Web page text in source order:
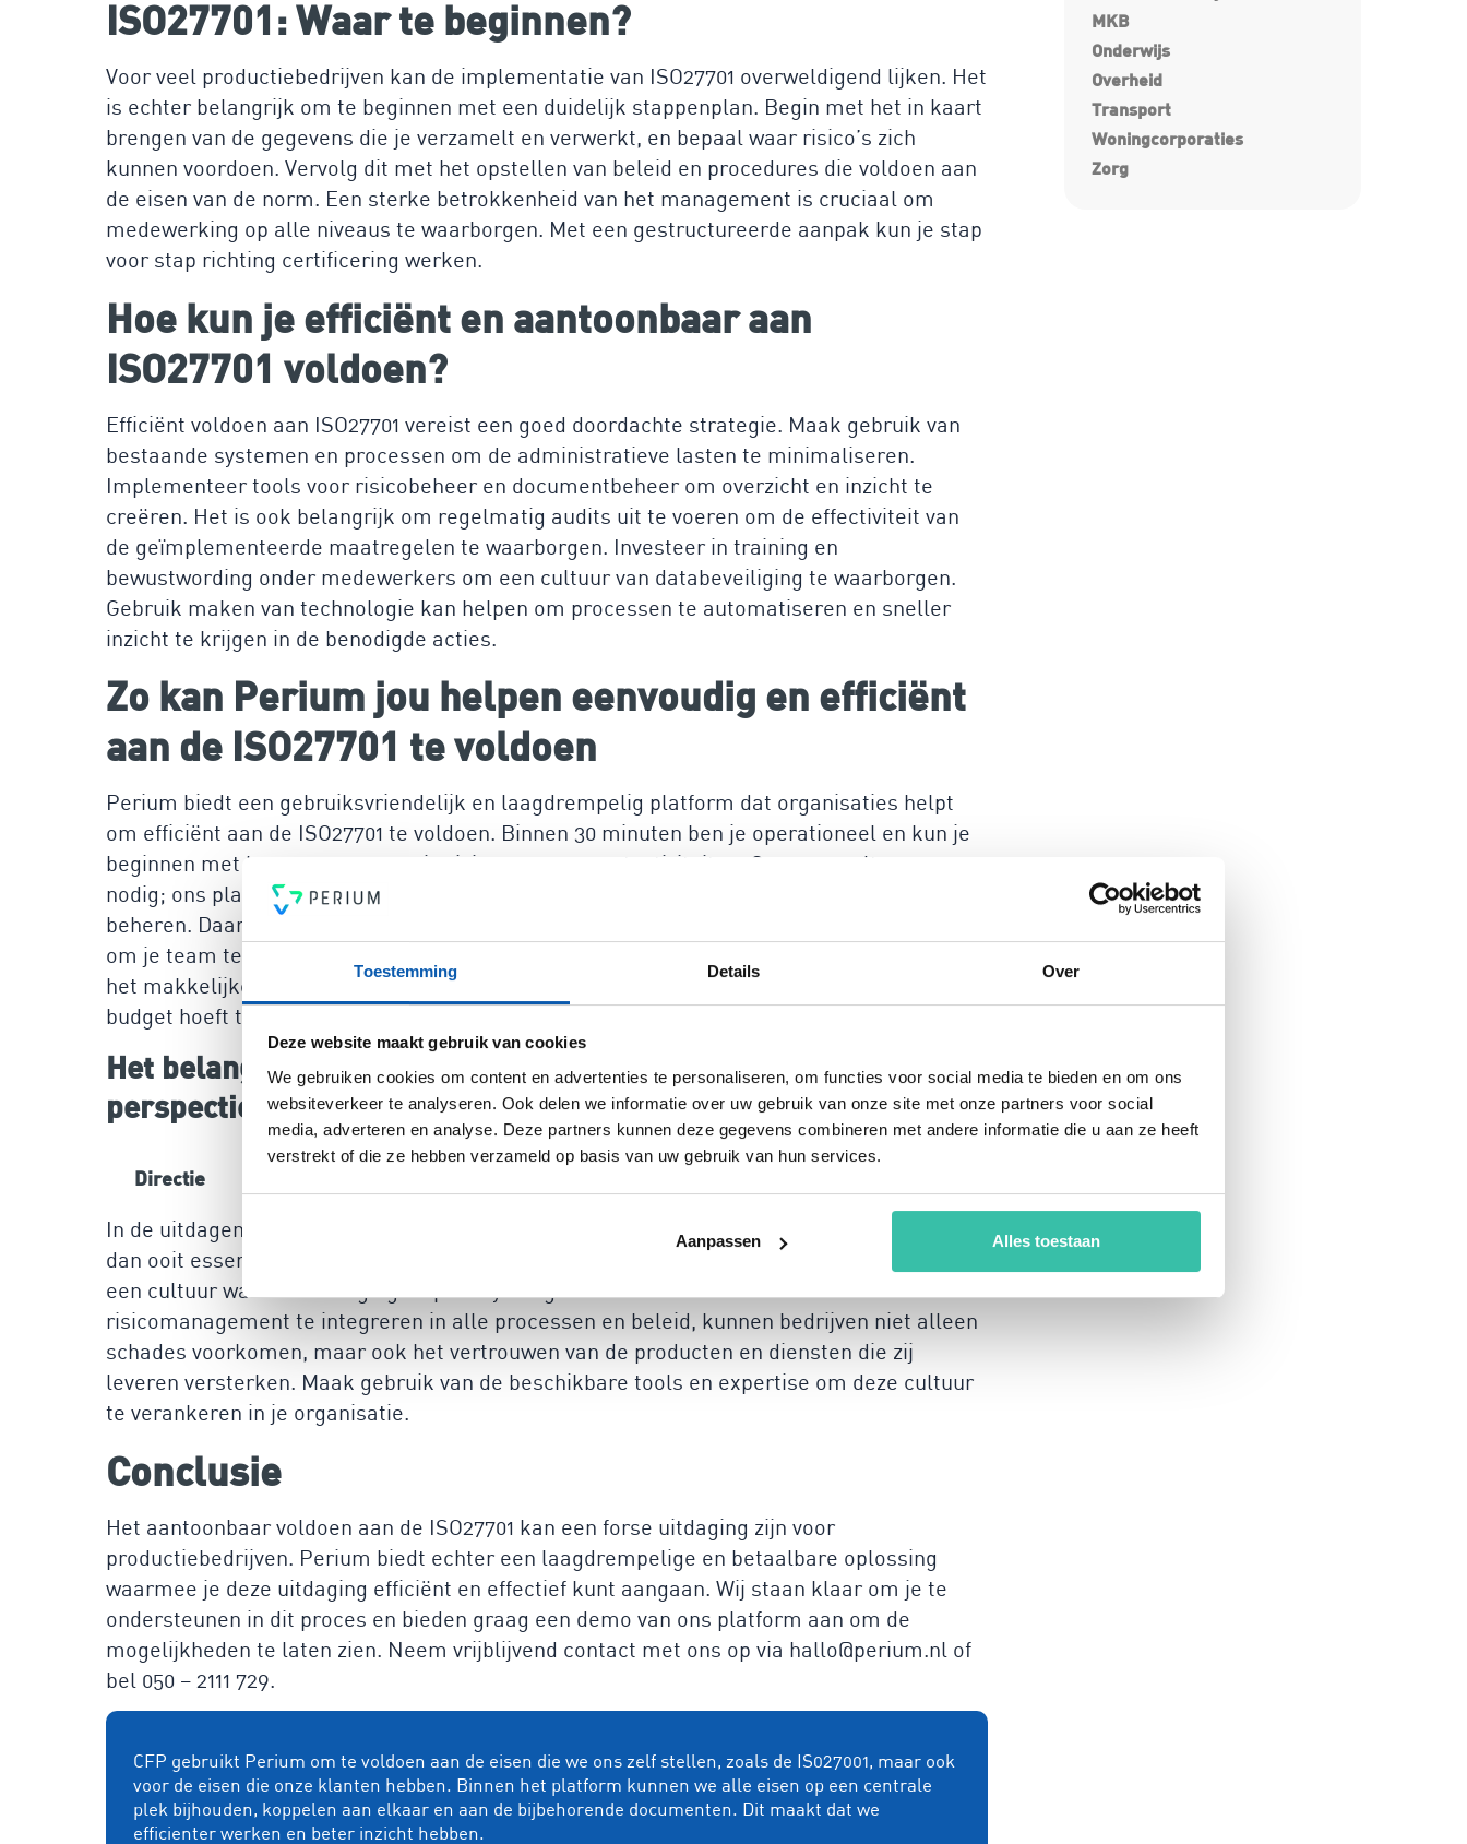
Toestemming Details Over
Deze website maakt gebruik van cookies
We gebruiken cookies om content en advertenties te personaliseren, om functies voor social media te bieden en om ons
websiteverkeer te analyseren. Ook delen we informatie over uw gebruik van onze site met onze partners voor social
media, adverteren en analyse. Deze partners kunnen deze gegevens combineren met andere informatie die u aan ze heeft
verstrekt of die ze hebben verzameld op basis van uw gebruik van hun services.
Aanpassen Alles toestaan
ISO27701: Waar te beginnen?
Voor veel productiebedrijven kan de implementatie van ISO27701 overweldigend lijken. Het
is echter belangrijk om te beginnen met een duidelijk stappenplan. Begin met het in kaart
brengen van de gegevens die je verzamelt en verwerkt, en bepaal waar risico’s zich
kunnen voordoen. Vervolg dit met het opstellen van beleid en procedures die voldoen aan
de eisen van de norm. Een sterke betrokkenheid van het management is cruciaal om
medewerking op alle niveaus te waarborgen. Met een gestructureerde aanpak kun je stap
voor stap richting certificering werken.
Hoe kun je efficiënt en aantoonbaar aan
ISO27701 voldoen?
Efficiënt voldoen aan ISO27701 vereist een goed doordachte strategie. Maak gebruik van
bestaande systemen en processen om de administratieve lasten te minimaliseren.
Implementeer tools voor risicobeheer en documentbeheer om overzicht en inzicht te
creëren. Het is ook belangrijk om regelmatig audits uit te voeren om de effectiviteit van
de geïmplementeerde maatregelen te waarborgen. Investeer in training en
bewustwording onder medewerkers om een cultuur van databeveiliging te waarborgen.
Gebruik maken van technologie kan helpen om processen te automatiseren en sneller
inzicht te krijgen in de benodigde acties.
Zo kan Perium jou helpen eenvoudig en efficiënt
aan de ISO27701 te voldoen
Perium biedt een gebruiksvriendelijk en laagdrempelig platform dat organisaties helpt
om efficiënt aan de ISO27701 te voldoen. Binnen 30 minuten ben je operationeel en kun je
beginnen met het centreren van je risicomanagementactiviteiten. Geen consultancy
nodig; ons platform zorgt ervoor dat je op een efficiënte manier alles op één plek kunt
beheren. Daarnaast biedt Perium integratie met bestaande systemen en trainingen aan
om je team te ondersteunen bij het implementeren van de norm. Hierdoor maakt Perium
het makkelijker om controlles en verbeteringen door te voeren zonder dat je extra tijd of
budget hoeft te investeren.
Het belang van risicomanagement vanuit verschillende
perspectieven
Directie
In de uitdagende tijden waarin productiebedrijven opereren, is risicomanagement meer
dan ooit essentieel. Het gaat niet alleen om compliance, maar ook om het creëren van
een cultuur waarin beveiliging en privacy hoog in het vaandel staan. Door
risicomanagement te integreren in alle processen en beleid, kunnen bedrijven niet alleen
schades voorkomen, maar ook het vertrouwen van de producten en diensten die zij
leveren versterken. Maak gebruik van de beschikbare tools en expertise om deze cultuur
te verankeren in je organisatie.
Conclusie
Het aantoonbaar voldoen aan de ISO27701 kan een forse uitdaging zijn voor
productiebedrijven. Perium biedt echter een laagdrempelige en betaalbare oplossing
waarmee je deze uitdaging efficiënt en effectief kunt aangaan. Wij staan klaar om je te
ondersteunen in dit proces en bieden graag een demo van ons platform aan om de
mogelijkheden te laten zien. Neem vrijblijvend contact met ons op via hallo@perium.nl of
bel 050 – 2111 729.
CFP gebruikt Perium om te voldoen aan de eisen die we ons zelf stellen, zoals de IS027001, maar ook
voor de eisen die onze klanten hebben. Binnen het platform kunnen we alle eisen op een centrale
plek bijhouden, koppelen aan elkaar en aan de bijbehorende documenten. Dit maakt dat we
efficienter werken en beter inzicht hebben.
MKB
Onderwijs
Overheid
Transport
Woningcorporaties
Zorg